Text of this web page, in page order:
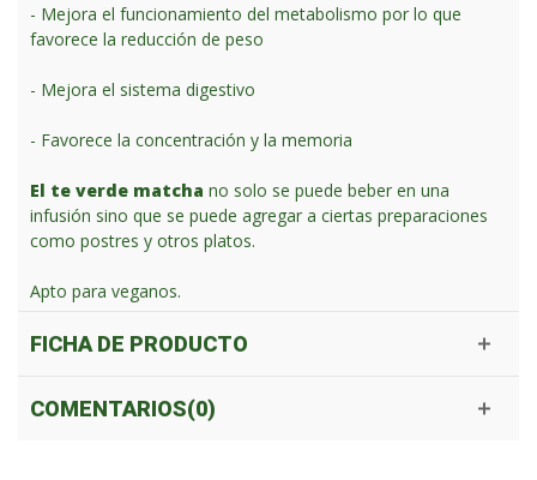
- Mejora el funcionamiento del metabolismo por lo que
favorece la reducción de peso
- Mejora el sistema digestivo
- Favorece la concentración y la memoria
El te verde matcha no solo se puede beber en una
infusión sino que se puede agregar a ciertas preparaciones
como postres y otros platos.
Apto para veganos.
FICHA DE PRODUCTO
COMENTARIOS(0)